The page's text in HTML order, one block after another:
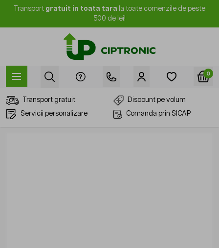
Mergi la Conținut
Transport gratuit in toata tara la toate comenzile de peste
500 de lei!
0
Transport gratuit
Discount pe volum
Servicii personalizare
Comanda prin SICAP